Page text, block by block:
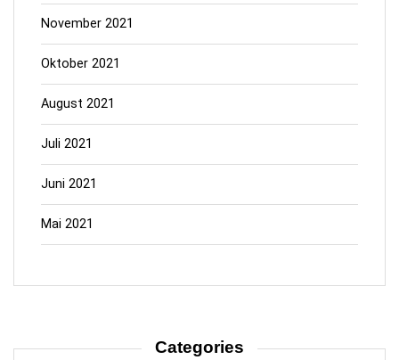
November 2021
Oktober 2021
August 2021
Juli 2021
Juni 2021
Mai 2021
Categories